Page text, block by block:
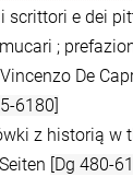
scrittori e dei
;
De
6180]
z historią w
[Dg 480-